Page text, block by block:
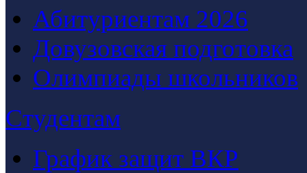
Абитуриентам 2026
Довузовская подготовка
Олимпиады школьников
Студентам
График защит ВКР